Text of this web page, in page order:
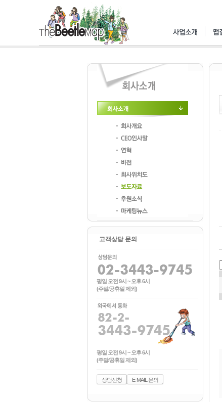
회사개요
CEO인사말
회사위치도
보도자료
후원소식
마케팅뉴스
고객상담 문의
평일 오전 9시 ~ 오후 6시
(주말/공휴일 제외)
평일 오전 9시 ~ 오후 6시
(주말/공휴일 제외)
상담신청 E-MAIL 문의